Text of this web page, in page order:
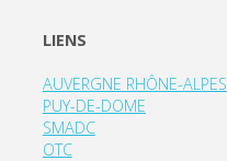
LIENS
AUVERGNE RHÔNE-ALPES
PUY-DE-DOME
SMADC
OTC